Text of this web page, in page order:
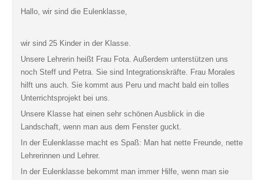
Hallo, wir sind die Eulenklasse,
wir sind 25 Kinder in der Klasse.
Unsere Lehrerin heißt Frau Fota. Außerdem unterstützen uns
noch Steff und Petra. Sie sind Integrationskräfte. Frau Morales
hilft uns auch. Sie kommt aus Peru und macht bald ein tolles
Unterrichtsprojekt bei uns.
Unsere Klasse hat einen sehr schönen Ausblick in die
Landschaft, wenn man aus dem Fenster guckt.
In der Eulenklasse macht es Spaß: Man hat nette Freunde, nette
Lehrerinnen und Lehrer.
In der Eulenklasse bekommt man immer Hilfe, wenn man sie